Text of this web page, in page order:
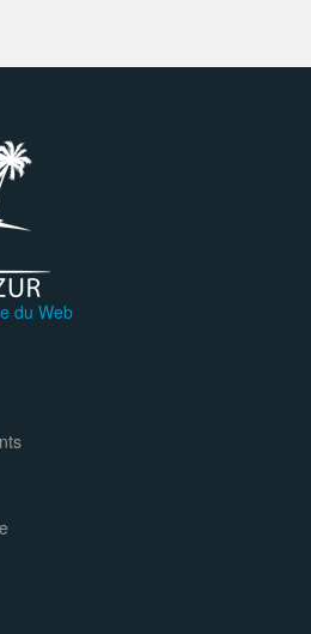
du Web